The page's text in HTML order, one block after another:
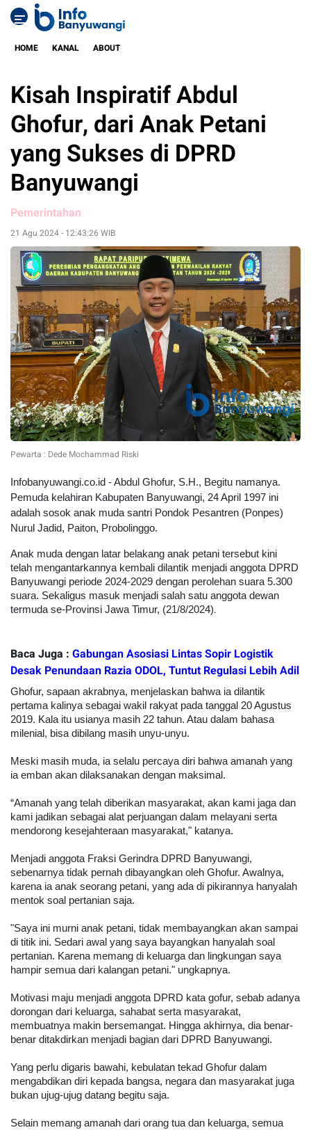
HOME KANAL ABOUT
Kisah Inspiratif Abdul
Ghofur, dari Anak Petani
yang Sukses di DPRD
Banyuwangi
Pemerintahan
21 Agu 2024 - 12:43:26 WIB
Pewarta : Dede Mochammad Riski
Infobanyuwangi.co.id - Abdul Ghofur, S.H., Begitu namanya.
Pemuda kelahiran Kabupaten Banyuwangi, 24 April 1997 ini
adalah sosok anak muda santri Pondok Pesantren (Ponpes)
Nurul Jadid, Paiton, Probolinggo.
Anak muda dengan latar belakang anak petani tersebut kini
telah mengantarkannya kembali dilantik menjadi anggota DPRD
Banyuwangi periode 2024-2029 dengan perolehan suara 5.300
suara. Sekaligus masuk menjadi salah satu anggota dewan
termuda se-Provinsi Jawa Timur, (21/8/2024).
Baca Juga : Gabungan Asosiasi Lintas Sopir Logistik
Desak Penundaan Razia ODOL, Tuntut Regulasi Lebih Adil
Ghofur, sapaan akrabnya, menjelaskan bahwa ia dilantik
pertama kalinya sebagai wakil rakyat pada tanggal 20 Agustus
2019. Kala itu usianya masih 22 tahun. Atau dalam bahasa
milenial, bisa dibilang masih unyu-unyu.
Meski masih muda, ia selalu percaya diri bahwa amanah yang
ia emban akan dilaksanakan dengan maksimal.
“Amanah yang telah diberikan masyarakat, akan kami jaga dan
kami jadikan sebagai alat perjuangan dalam melayani serta
mendorong kesejahteraan masyarakat," katanya.
Menjadi anggota Fraksi Gerindra DPRD Banyuwangi,
sebenarnya tidak pernah dibayangkan oleh Ghofur. Awalnya,
karena ia anak seorang petani, yang ada di pikirannya hanyalah
mentok soal pertanian saja.
"Saya ini murni anak petani, tidak membayangkan akan sampai
di titik ini. Sedari awal yang saya bayangkan hanyalah soal
pertanian. Karena memang di keluarga dan lingkungan saya
hampir semua dari kalangan petani." ungkapnya.
Motivasi maju menjadi anggota DPRD kata gofur, sebab adanya
dorongan dari keluarga, sahabat serta masyarakat,
membuatnya makin bersemangat. Hingga akhirnya, dia benar-
benar ditakdirkan menjadi bagian dari DPRD Banyuwangi.
Yang perlu digaris bawahi, kebulatan tekad Ghofur dalam
mengabdikan diri kepada bangsa, negara dan masyarakat juga
bukan ujug-ujug datang begitu saja.
Selain memang amanah dari orang tua dan keluarga, semua